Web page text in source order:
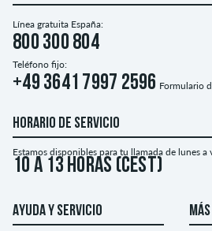
Línea gratuita España:
800 300 804
Teléfono fijo:
+49 3641 7997 2596 Formulario
HORARIO DE SERVICIO
Estamos disponibles para tu llamada de lunes a
10 a 13 horas (CEST)
AYUDA Y SERVICIO